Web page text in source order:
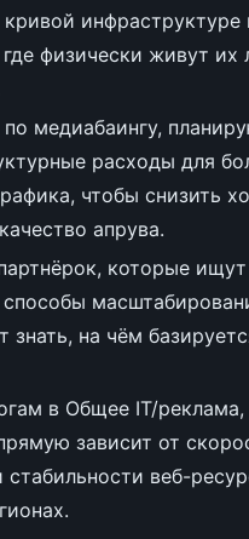
инфраструктуре
физически живут их
медиабаингу,
расходы для
чтобы снизить
апрува.
которые ищут
знать, на чём
в Общее IT/реклама,
зависит от
стабильности веб-